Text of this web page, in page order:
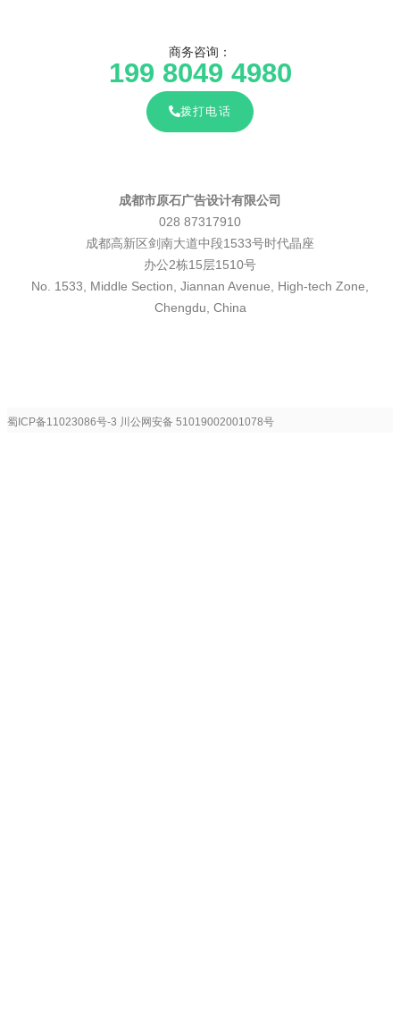
商务咨询：
199 8049 4980
拨打电话
成都市原石广告设计有限公司
028 87317910
成都高新区剑南大道中段1533号时代晶座
办公2栋15层1510号
No. 1533, Middle Section, Jiannan Avenue, High-tech Zone,
Chengdu, China
蜀ICP备11023086号-3 川公网安备 51019002001078号